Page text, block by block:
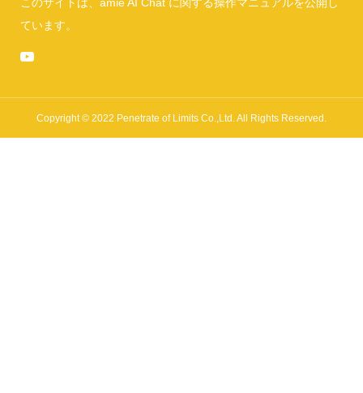
ています。
Copyright © 2022 Penetrate of Limits Co.,Ltd. All Rights Reserved.